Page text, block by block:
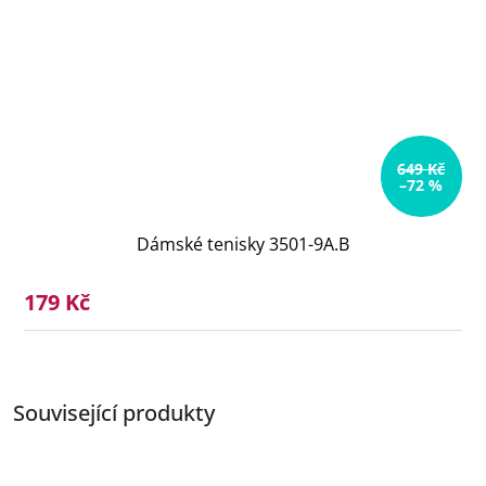
Související produkty
649 Kč
–72 %
Dámské tenisky 3501-9A.B
179 Kč